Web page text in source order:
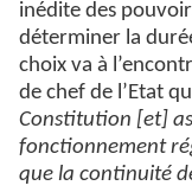
inédite des
déterminer la
choix va à
de chef de l’Etat
Constitution [et]
fonctionnement
que la continuité